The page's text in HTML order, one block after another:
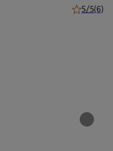
5/5(6)